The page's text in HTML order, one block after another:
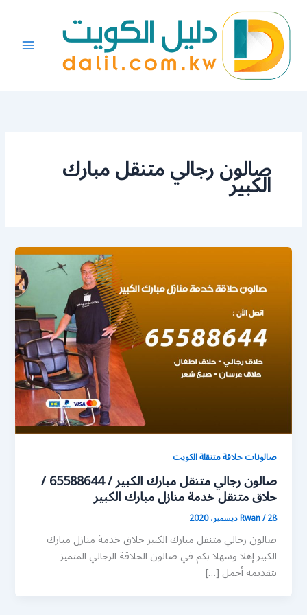
المحتوى
صالون رجالي متنقل مبارك
الكبير
صالونات حلاقة متنقلة الكويت
صالون رجالي متنقل مبارك الكبير / 65588644 /
حلاق متنقل خدمة منازل مبارك الكبير
Rwan/28 ديسمبر، 2020
صالون رجالي متنقل مبارك الكبير حلاق خدمة منازل مبارك
الكبير إهلا وسهلا بكم في صالون الحلاقة الرجالي المتميز
بتقديمه أجمل […]